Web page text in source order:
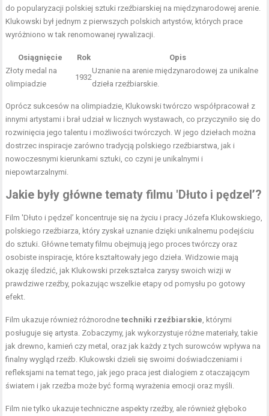
do popularyzacji polskiej sztuki rzeźbiarskiej na międzynarodowej arenie.
Klukowski był jednym z pierwszych polskich artystów, których prace
wyróżniono w tak renomowanej rywalizacji.
Osiągnięcie Rok
Opis
Złoty medal na
olimpiadzie
1932
Uznanie na arenie międzynarodowej za unikalne
dzieła rzeźbiarskie.
Oprócz sukcesów na olimpiadzie, Klukowski twórczo współpracował z
innymi artystami i brał udział w licznych wystawach, co przyczyniło się do
rozwinięcia jego talentu i możliwości twórczych. W jego dziełach można
dostrzec inspiracje zarówno tradycją polskiego rzeźbiarstwa, jak i
nowoczesnymi kierunkami sztuki, co czyni je unikalnymi i
niepowtarzalnymi.
Jakie były główne tematy filmu 'Dłuto i pędzel’?
Film 'Dłuto i pędzel’ koncentruje się na życiu i pracy Józefa Klukowskiego,
polskiego rzeźbiarza, który zyskał uznanie dzięki unikalnemu podejściu
do sztuki. Główne tematy filmu obejmują jego proces twórczy oraz
osobiste inspiracje, które kształtowały jego dzieła. Widzowie mają
okazję śledzić, jak Klukowski przekształca zarysy swoich wizji w
prawdziwe rzeźby, pokazując wszelkie etapy od pomysłu po gotowy
efekt.
Film ukazuje również różnorodnetechniki rzeźbiarskie , którymi
posługuje się artysta. Zobaczymy, jak wykorzystuje różne materiały, takie
jak drewno, kamień czy metal, oraz jak każdy z tych surowców wpływa na
finalny wygląd rzeźb. Klukowski dzieli się swoimi doświadczeniami i
refleksjami na temat tego, jak jego praca jest dialogiem z otaczającym
światem i jak rzeźba może być formą wyrażenia emocji oraz myśli.
Film nie tylko ukazuje techniczne aspekty rzeźby, ale również głęboko